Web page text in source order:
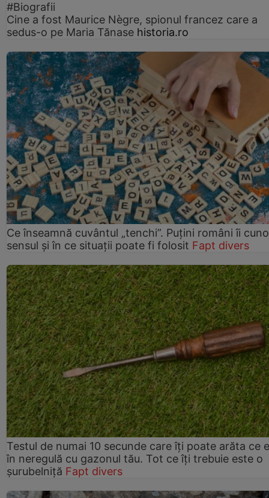
#Biografii
Cine a fost Maurice Nègre, spionul francez care a
sedus-o pe Maria Tănase historia.ro
Ce înseamnă cuvântul „tenchi”. Puțini români îi
sensul și în ce situații poate fi folosit Fapt divers
Testul de numai 10 secunde care îți poate arăta ce
în neregulă cu gazonul tău. Tot ce îți trebuie este o
șurubelniță Fapt divers